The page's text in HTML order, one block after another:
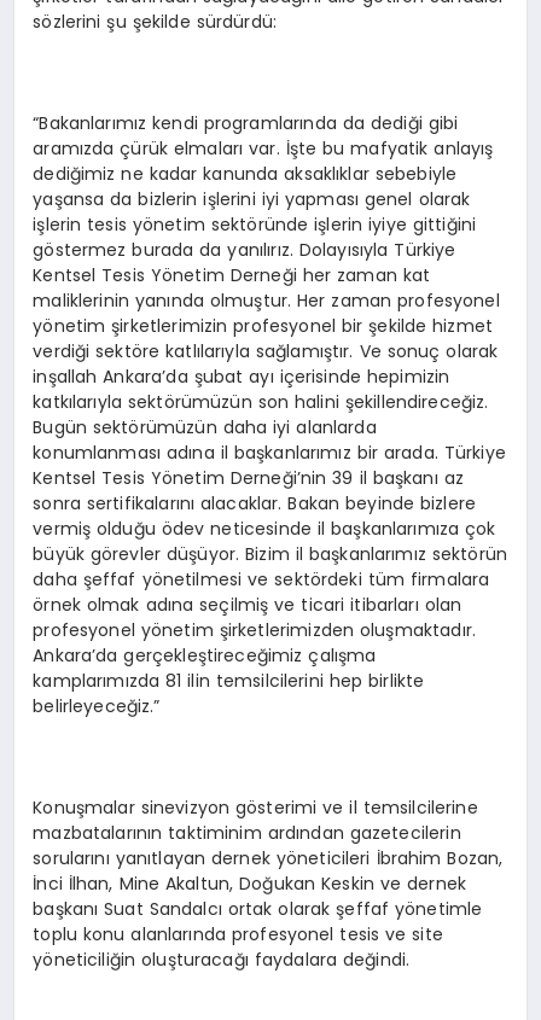
sözlerini şu şekilde sürdürdü:
“Bakanlarımız kendi programlarında da dediği gibi
aramızda çürük elmaları var. İşte bu mafyatik anlayış
dediğimiz ne kadar kanunda aksaklıklar sebebiyle
yaşansa da bizlerin işlerini iyi yapması genel olarak
işlerin tesis yönetim sektöründe işlerin iyiye gittiğini
göstermez burada da yanılırız. Dolayısıyla Türkiye
Kentsel Tesis Yönetim Derneği her zaman kat
maliklerinin yanında olmuştur. Her zaman profesyonel
yönetim şirketlerimizin profesyonel bir şekilde hizmet
verdiği sektöre katlılarıyla sağlamıştır. Ve sonuç olarak
inşallah Ankara’da şubat ayı içerisinde hepimizin
katkılarıyla sektörümüzün son halini şekillendireceğiz.
Bugün sektörümüzün daha iyi alanlarda
konumlanması adına il başkanlarımız bir arada. Türkiye
Kentsel Tesis Yönetim Derneği’nin 39 il başkanı az
sonra sertifikalarını alacaklar. Bakan beyinde bizlere
vermiş olduğu ödev neticesinde il başkanlarımıza çok
büyük görevler düşüyor. Bizim il başkanlarımız sektörün
daha şeffaf yönetilmesi ve sektördeki tüm firmalara
örnek olmak adına seçilmiş ve ticari itibarları olan
profesyonel yönetim şirketlerimizden oluşmaktadır.
Ankara’da gerçekleştireceğimiz çalışma
kamplarımızda 81 ilin temsilcilerini hep birlikte
belirleyeceğiz.”
Konuşmalar sinevizyon gösterimi ve il temsilcilerine
mazbatalarının taktiminim ardından gazetecilerin
sorularını yanıtlayan dernek yöneticileri İbrahim Bozan,
İnci İlhan, Mine Akaltun, Doğukan Keskin ve dernek
başkanı Suat Sandalcı ortak olarak şeffaf yönetimle
toplu konu alanlarında profesyonel tesis ve site
yöneticiliğin oluşturacağı faydalara değindi.